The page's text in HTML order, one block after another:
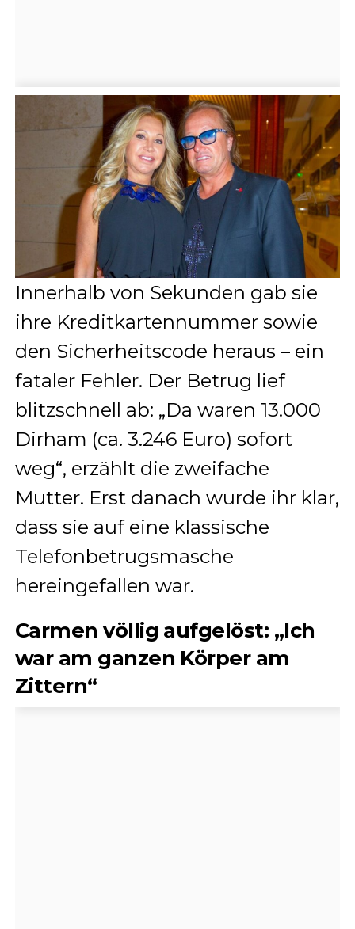
Innerhalb von Sekunden gab sie
ihre Kreditkartennummer sowie
den Sicherheitscode heraus – ein
fataler Fehler. Der Betrug lief
blitzschnell ab: „Da waren 13.000
Dirham (ca. 3.246 Euro) sofort
weg“, erzählt die zweifache
Mutter. Erst danach wurde ihr klar,
dass sie auf eine klassische
Telefonbetrugsmasche
hereingefallen war.
Carmen völlig aufgelöst: „Ich
war am ganzen Körper am
Zittern“